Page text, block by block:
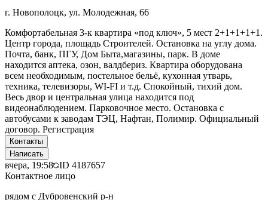
г. Новополоцк, ул. Молодежная, 66
Комфортабельная 3-к квартира «под ключ», 5 мест 2+1+1+1+1.
Центр города, площадь Строителей. Остановка на углу дома.
Почта, банк, ПГУ, Дом Быта,магазины, парк. В доме
находится аптека, озон, валдбериз. Квартира оборудована
всем необходимым, постельное бельё, кухонная утварь,
техника, телевизоры, WI-FI и т.д. Спокойный, тихий дом.
Весь двор и центральная улица находится под
видеонаблюдением. Парковочное место. Остановка с
автобусами к заводам ТЭЦ, Нафтан, Полимир. Официальный
договор. Регистрация
Контакты
Написать
вчера, 19:58 ID 4187657
Контактное лицо
рядом с Дубровенский р-н